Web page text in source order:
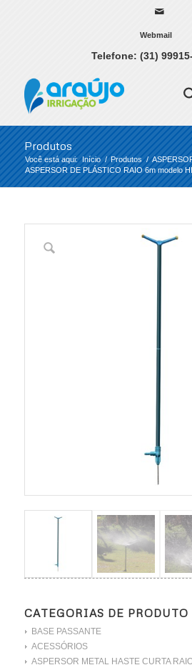
Webmail
Telefone:(31)
Produtos
Você está aqui: Início / Produtos /
ASPERSOR DE PLÁSTICO RAIO 6m modelo
CATEGORIAS DE PRODUTO
BASE PASSANTE
ACESSÓRIOS
ASPERSOR METAL HASTE CURTA